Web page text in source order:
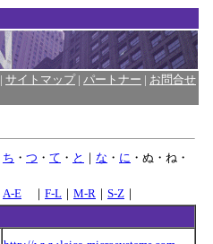
| サイトマップ| パートナー | お問合せ
ち ・ つ ・ て ・ と ｜ な ・ に ・ぬ・ね・
A-E ｜ F-L ｜ M-R ｜ S-Z ｜